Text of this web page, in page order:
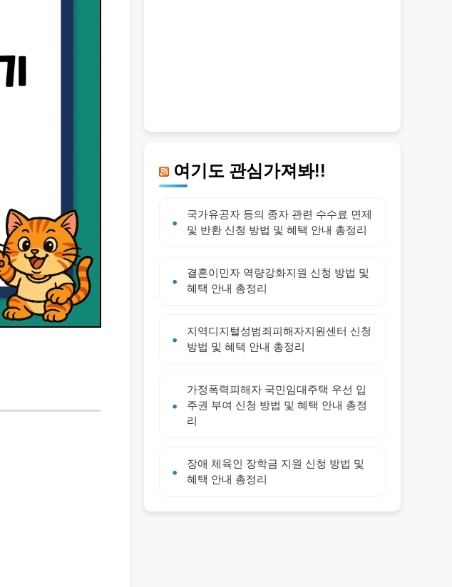
여기도 관심가져봐!!
국가유공자 등의 종자 관련 수수료 면제
및 반환 신청 방법 및 혜택 안내 총정리
결혼이민자 역량강화지원 신청 방법 및
혜택 안내 총정리
지역디지털성범죄피해자지원센터 신청
방법 및 혜택 안내 총정리
가정폭력피해자 국민임대주택 우선 입
주권 부여 신청 방법 및 혜택 안내 총정
리
장애 체육인 장학금 지원 신청 방법 및
혜택 안내 총정리